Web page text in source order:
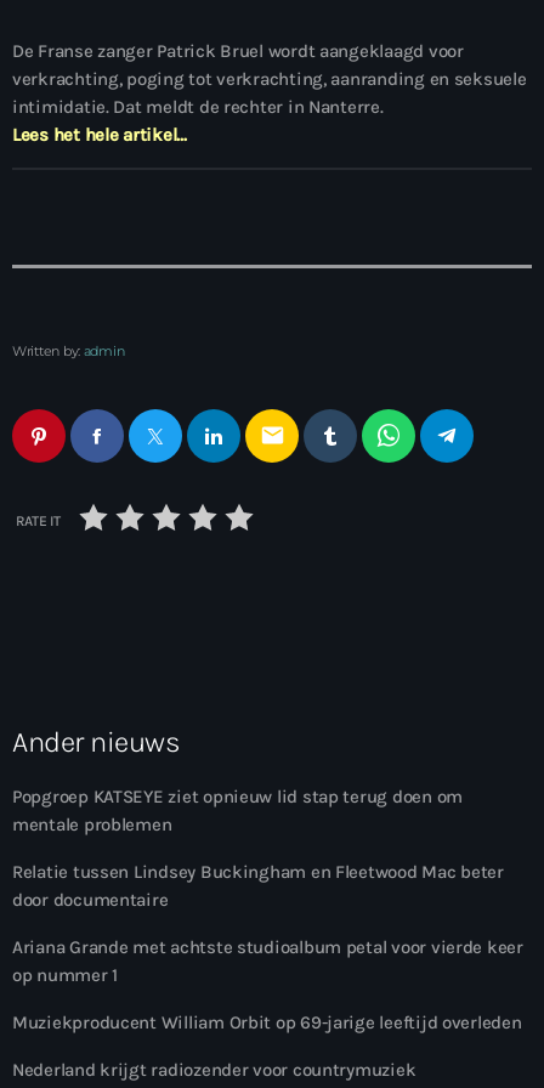
De Franse zanger Patrick Bruel wordt aangeklaagd voor
verkrachting, poging tot verkrachting, aanranding en seksuele
intimidatie. Dat meldt de rechter in Nanterre.
Lees het hele artikel…
Written by: admin
email
RATE IT
Ander nieuws
Popgroep KATSEYE ziet opnieuw lid stap terug doen om
mentale problemen
Relatie tussen Lindsey Buckingham en Fleetwood Mac beter
door documentaire
Ariana Grande met achtste studioalbum petal voor vierde keer
op nummer 1
Muziekproducent William Orbit op 69-jarige leeftijd overleden
Nederland krijgt radiozender voor countrymuziek